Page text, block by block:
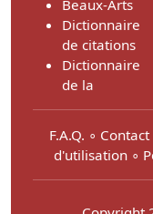
Beaux-Arts
Dictionnaire
de citations
Dictionnaire
de la
F.A.Q. ∘ Contact
d'utilisation∘